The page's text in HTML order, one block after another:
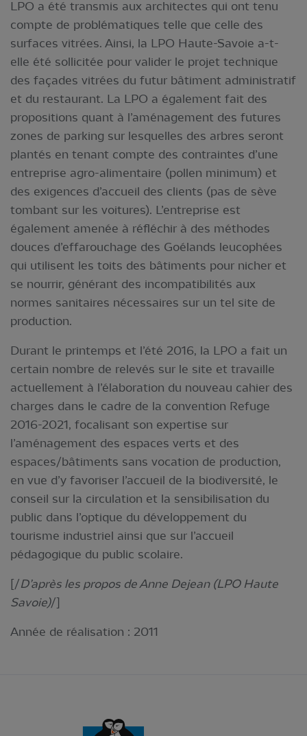
LPO a été transmis aux architectes qui ont tenu
compte de problématiques telle que celle des
surfaces vitrées. Ainsi, la LPO Haute-Savoie a-t-
elle été sollicitée pour valider le projet technique
des façades vitrées du futur bâtiment administratif
et du restaurant. La LPO a également fait des
propositions quant à l’aménagement des futures
zones de parking sur lesquelles des arbres seront
plantés en tenant compte des contraintes d’une
entreprise agro-alimentaire (pollen minimum) et
des exigences d’accueil des clients (pas de sève
tombant sur les voitures). L’entreprise est
également amenée à réfléchir à des méthodes
douces d’effarouchage des Goélands leucophées
qui utilisent les toits des bâtiments pour nicher et
se nourrir, générant des incompatibilités aux
normes sanitaires nécessaires sur un tel site de
production.
Durant le printemps et l’été 2016, la LPO a fait un
certain nombre de relevés sur le site et travaille
actuellement à l’élaboration du nouveau cahier des
charges dans le cadre de la convention Refuge
2016-2021, focalisant son expertise sur
l’aménagement des espaces verts et des
espaces/bâtiments sans vocation de production,
en vue d’y favoriser l’accueil de la biodiversité, le
conseil sur la circulation et la sensibilisation du
public dans l’optique du développement du
tourisme industriel ainsi que sur l’accueil
pédagogique du public scolaire.
[/D’après les propos de Anne Dejean (LPO Haute
Savoie)/]
Année de réalisation : 2011